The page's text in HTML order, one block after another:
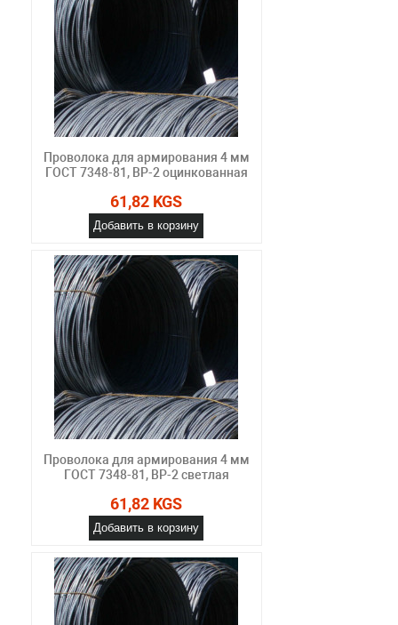
Проволока для армирования 4 мм
ГОСТ 7348-81, ВР-2 оцинкованная
61,82 KGS
Добавить в корзину
Проволока для армирования 4 мм
ГОСТ 7348-81, ВР-2 светлая
61,82 KGS
Добавить в корзину